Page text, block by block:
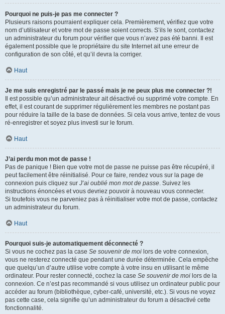
Pourquoi ne puis-je pas me connecter ?
Plusieurs raisons pourraient expliquer cela. Premièrement, vérifiez que votre
nom d’utilisateur et votre mot de passe soient corrects. S’ils le sont, contactez
un administrateur du forum pour vérifier que vous n’avez pas été banni. Il est
également possible que le propriétaire du site Internet ait une erreur de
configuration de son côté, et qu’il devra la corriger.
Haut
Je me suis enregistré par le passé mais je ne peux plus me connecter ?!
Il est possible qu’un administrateur ait désactivé ou supprimé votre compte. En
effet, il est courant de supprimer régulièrement les membres ne postant pas
pour réduire la taille de la base de données. Si cela vous arrive, tentez de vous
ré-enregistrer et soyez plus investi sur le forum.
Haut
J’ai perdu mon mot de passe !
Pas de panique ! Bien que votre mot de passe ne puisse pas être récupéré, il
peut facilement être réinitialisé. Pour ce faire, rendez vous sur la page de
connexion puis cliquez sur J’ai oublié mon mot de passe. Suivez les
instructions énoncées et vous devriez pouvoir à nouveau vous connecter.
Si toutefois vous ne parveniez pas à réinitialiser votre mot de passe, contactez
un administrateur du forum.
Haut
Pourquoi suis-je automatiquement déconnecté ?
Si vous ne cochez pas la case Se souvenir de moi lors de votre connexion,
vous ne resterez connecté que pendant une durée déterminée. Cela empêche
que quelqu’un d’autre utilise votre compte à votre insu en utilisant le même
ordinateur. Pour rester connecté, cochez la case Se souvenir de moi lors de la
connexion. Ce n’est pas recommandé si vous utilisez un ordinateur public pour
accéder au forum (bibliothèque, cyber-café, université, etc.). Si vous ne voyez
pas cette case, cela signifie qu’un administrateur du forum a désactivé cette
fonctionnalité.